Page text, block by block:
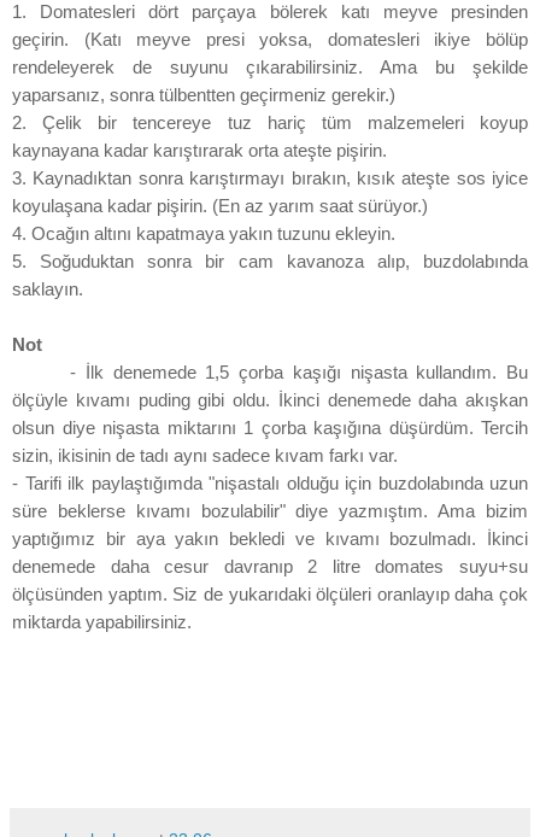
1. Domatesleri dört parçaya bölerek katı meyve presinden
geçirin. (Katı meyve presi yoksa, domatesleri ikiye bölüp
rendeleyerek de suyunu çıkarabilirsiniz. Ama bu şekilde
yaparsanız, sonra tülbentten geçirmeniz gerekir.)
2. Çelik bir tencereye tuz hariç tüm malzemeleri koyup
kaynayana kadar karıştırarak orta ateşte pişirin.
3. Kaynadıktan sonra karıştırmayı bırakın, kısık ateşte sos iyice
koyulaşana kadar pişirin. (En az yarım saat sürüyor.)
4. Ocağın altını kapatmaya yakın tuzunu ekleyin.
5. Soğuduktan sonra bir cam kavanoza alıp, buzdolabında
saklayın.
Not
- İlk denemede 1,5 çorba kaşığı nişasta kullandım. Bu
ölçüyle kıvamı puding gibi oldu. İkinci denemede daha akışkan
olsun diye nişasta miktarını 1 çorba kaşığına düşürdüm. Tercih
sizin, ikisinin de tadı aynı sadece kıvam farkı var.
- Tarifi ilk paylaştığımda "nişastalı olduğu için buzdolabında uzun
süre beklerse kıvamı bozulabilir" diye yazmıştım. Ama bizim
yaptığımız bir aya yakın bekledi ve kıvamı bozulmadı. İkinci
denemede daha cesur davranıp 2 litre domates suyu+su
ölçüsünden yaptım. Siz de yukarıdaki ölçüleri oranlayıp daha çok
miktarda yapabilirsiniz.